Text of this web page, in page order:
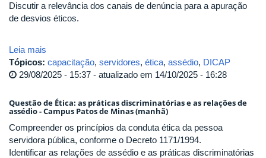
Discutir a relevância dos canais de denúncia para a apuração
de desvios éticos.
Leia mais
Tópicos: capacitação, servidores, ética, assédio, DICAP
29/08/2025 - 15:37 - atualizado em 14/10/2025 - 16:28
Questão de Ética: as práticas discriminatórias e as relações de
assédio - Campus Patos de Minas (manhã)
Compreender os princípios da conduta ética da pessoa
servidora pública, conforme o Decreto 1171/1994.
Identificar as relações de assédio e as práticas discriminatórias